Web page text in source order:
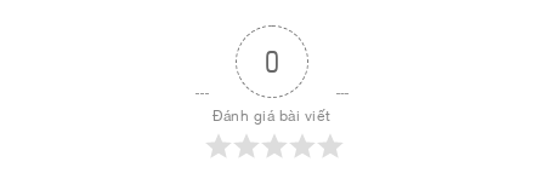
0
Đánh giá bài viết